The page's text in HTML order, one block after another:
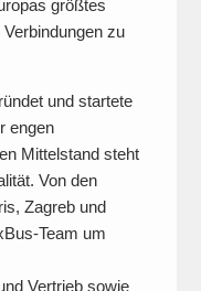
größtes
zu
und startete
engen
Mittelstand steht
Von den
Zagreb und
Team um
Vertrieb sowie